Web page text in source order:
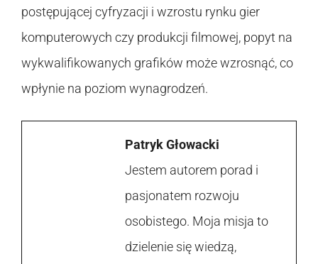
postępującej cyfryzacji i wzrostu rynku gier
komputerowych czy produkcji filmowej, popyt na
wykwalifikowanych grafików może wzrosnąć, co
wpłynie na poziom wynagrodzeń.
Patryk Głowacki
Jestem autorem porad i
pasjonatem rozwoju
osobistego. Moja misja to
dzielenie się wiedzą,